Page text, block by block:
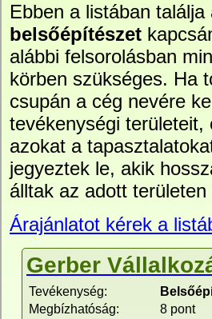
Ebben a listában
belsőépítészet
alábbi felsorolásban
körben szükséges. Ha
csupán a cég nevére
tevékenységi területeit,
azokat a
jegyeztek le, akik
álltak az adott területen
Árajánlatot kérek a
Gerber
Tevékenység:
Megbízhatóság:
8 pont